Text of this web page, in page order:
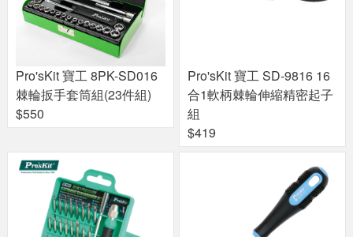
Pro'sKit 寶工 8PK-SD016
棘輪扳手套筒組(23件組)
$550
Pro'sKit 寶工 SD-9816 16
合1軟柄棘輪伸縮精密起子
組
$419